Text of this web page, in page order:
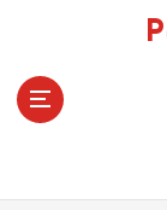
Patetik.com - En